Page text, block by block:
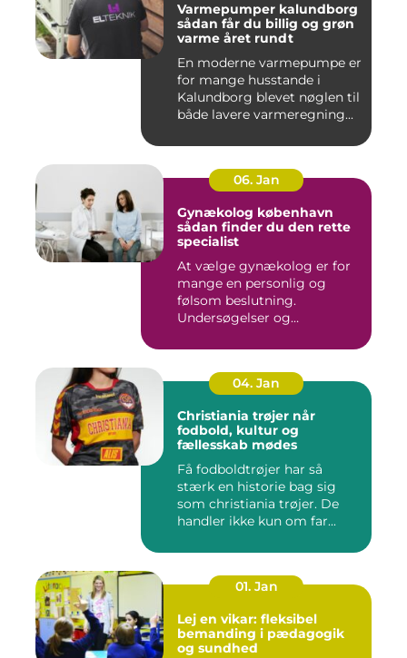
Varmepumper kalundborg
sådan får du billig og grøn
varme året rundt
En moderne varmepumpe er
for mange husstande i
Kalundborg blevet nøglen til
både lavere varmeregning...
06. Jan
Gynækolog københavn
sådan finder du den rette
specialist
At vælge gynækolog er for
mange en personlig og
følsom beslutning.
Undersøgelser og
04. Jan
Christiania trøjer når
fodbold, kultur og
fællesskab mødes
Få fodboldtrøjer har så
stærk en historie bag sig
som christiania trøjer. De
handler ikke kun om far...
01. Jan
Lej en vikar: fleksibel
bemanding i pædagogik
og sundhed